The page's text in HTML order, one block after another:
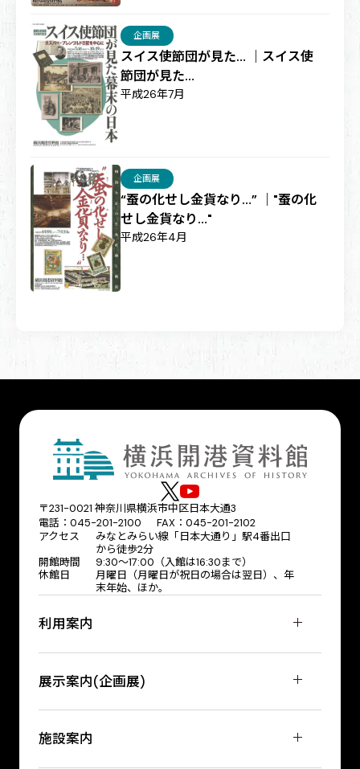
スイス使節団が見た… ｜スイス使
節団が見た…
企画展
平成26年7月
“蚕の化せし金貨なり…” ｜"蚕の化
せし金貨なり…"
企画展
平成26年4月
〒231-0021 神奈川県横浜市中区日本大通3
電話：045-201-2100 FAX：045-201-2102
アクセス
みなとみらい線「日本大通り」駅4番出口
から徒歩2分
開館時間
9:30〜17:00（入館は16:30まで）
休館日
月曜日（月曜日が祝日の場合は翌日）、年
末年始、ほか。
利用案内
展示案内(企画展)
施設案内